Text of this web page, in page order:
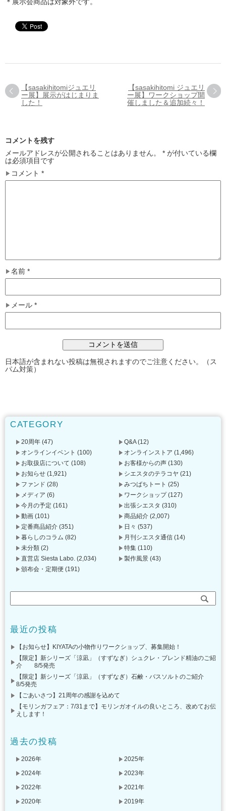
【sasakihitomiジュエリ
ー展】展示がはじまりま
した！
【sasakihitomi ジュエリ
ー展】ワークショップ開
催しました＆追加続々！
コメントを残す
メールアドレスが公開されることはありません。
* が付いている欄
は必須項目です
コメント *
名前 *
メール *
日本語が含まれない投稿は無視されますのでご注意ください。（ス
パム対策）
CATEGORY
20周年 (47) Q&A(12)
オンラインイベント (100) オンラインストア (1,496)
お取扱店について (108) お客様からの声 (130)
お知らせ (1,921) シエスタのテラコヤ (21)
ファンド (28) みつばちトート (25)
メディア (6) ワークショップ(127)
今月の予定 (161) 出張シエスタ (310)
動画 (101) 商品紹介 (2,007)
定番商品紹介 (351) 日々 (537)
暮らしのコラム (82) 月刊シエスタ通信 (14)
未分類 (2) 特集 (110)
直営店 Siesta Labo. (2,034) 製作風景 (43)
頒布会・定期便 (191)
最近の投稿
【お知らせ】KIYATAの小物作りワークショップ、募集開始！
【限定】新シリーズ「涼凪」（すずなぎ）シュクレ・ブレンド精油のご紹
介 8/5発売
【限定】新シリーズ「涼凪」（すずなぎ）石鹸・バスソルトのご紹介
8/5発売
【ごあいさつ】21周年の感謝を込めて
【モリンガフェア：7/31まで】モリンガオイルの良いところ、改めてお伝
えします！
過去の投稿
2026年
2025年
2024年
2023年
2022年
2021年
2020年
2019年